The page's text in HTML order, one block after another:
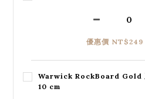
優惠價 NT$249
Warwick RockBoard Gold
10 cm